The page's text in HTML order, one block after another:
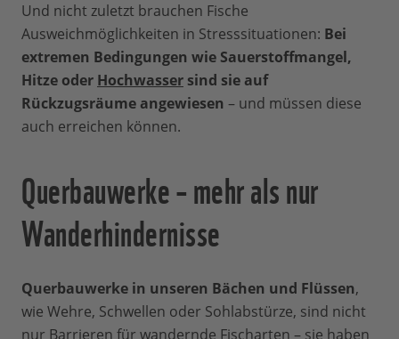
Und nicht zuletzt brauchen Fische
Ausweichmöglichkeiten in Stresssituationen: Bei
extremen Bedingungen wie Sauerstoffmangel,
Hitze oder Hochwasser sind sie auf
Rückzugsräume angewiesen – und müssen diese
auch erreichen können.
Querbauwerke – mehr als nur
Wanderhindernisse
Querbauwerke in unseren Bächen und Flüssen,
wie Wehre, Schwellen oder Sohlabstürze, sind nicht
nur Barrieren für wandernde Fischarten – sie haben